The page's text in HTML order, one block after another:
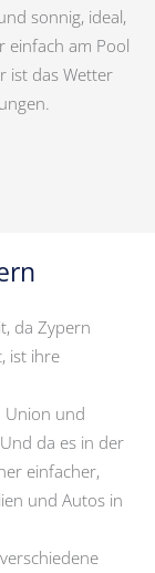
sonnig, ideal,
einfach am Pool
ist das Wetter
da Zypern
ist ihre
Union und
da es in der
einfacher,
und Autos in